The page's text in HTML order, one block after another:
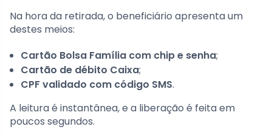
Na hora da retirada, o beneficiário apresenta um
destes meios:
Cartão Bolsa Família com chip e senha;
Cartão de débito Caixa;
CPF validado com código SMS.
A leitura é instantânea, e a liberação é feita em
poucos segundos.